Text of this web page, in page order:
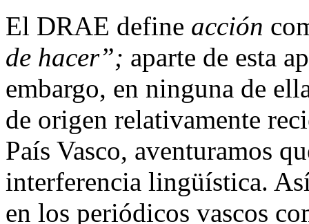
El DRAE define acción
de hacer”; aparte de esta
embargo, en ninguna de
de origen relativamente
País Vasco, aventuramos
interferencia lingüística.
en los periódicos vascos